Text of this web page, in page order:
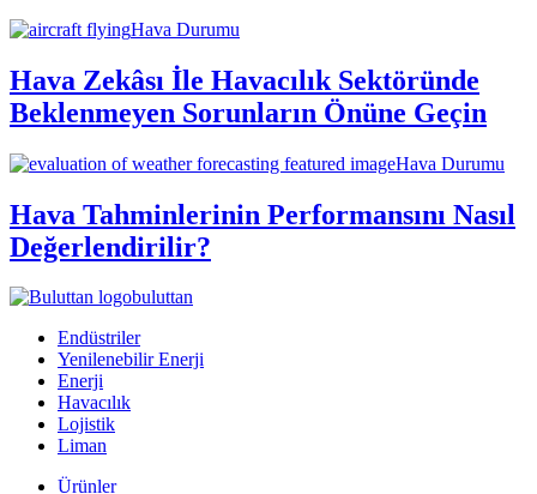
Hava Durumu
Hava Zekâsı İle Havacılık Sektöründe
Beklenmeyen Sorunların Önüne Geçin
Hava Durumu
Hava Tahminlerinin Performansını Nasıl
Değerlendirilir?
buluttan
Endüstriler
Yenilenebilir Enerji
Enerji
Havacılık
Lojistik
Liman
Ürünler